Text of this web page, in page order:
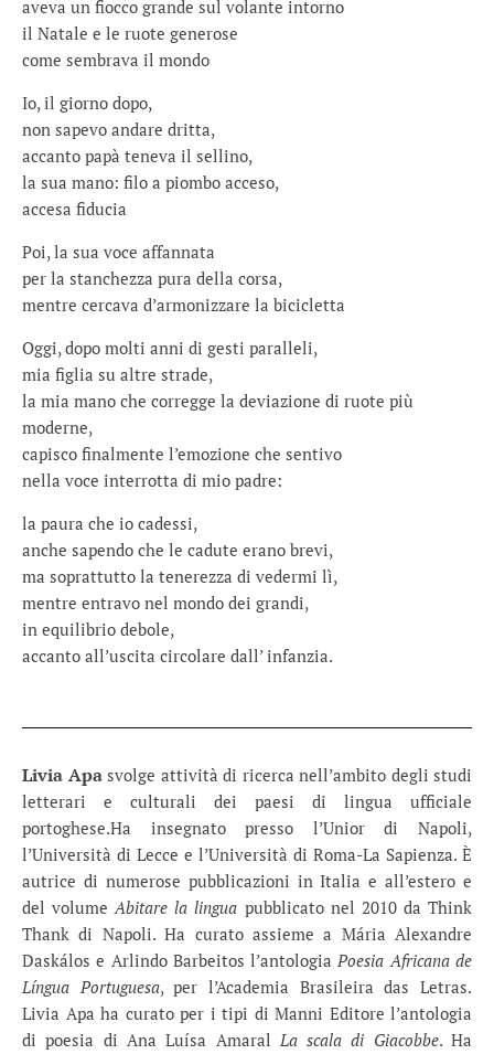
aveva un fiocco grande sul volante intorno
il Natale e le ruote generose
come sembrava il mondo
Io, il giorno dopo,
non sapevo andare dritta,
accanto papà teneva il sellino,
la sua mano: filo a piombo acceso,
accesa fiducia
Poi, la sua voce affannata
per la stanchezza pura della corsa,
mentre cercava d’armonizzare la bicicletta
Oggi, dopo molti anni di gesti paralleli,
mia figlia su altre strade,
la mia mano che corregge la deviazione di ruote più
moderne,
capisco finalmente l’emozione che sentivo
nella voce interrotta di mio padre:
la paura che io cadessi,
anche sapendo che le cadute erano brevi,
ma soprattutto la tenerezza di vedermi lì,
mentre entravo nel mondo dei grandi,
in equilibrio debole,
accanto all’uscita circolare dall’ infanzia.
Livia Apasvolge attività di ricerca nell’ambito degli studi
letterari e culturali dei paesi di lingua ufficiale
portoghese.Ha insegnato presso l’Unior di Napoli,
l’Università di Lecce e l’Università di Roma-La Sapienza. È
autrice di numerose pubblicazioni in Italia e all’estero e
del volumeAbitare la lingua pubblicato nel 2010 da Think
Thank di Napoli. Ha curato assieme a Mária Alexandre
Daskálos e Arlindo Barbeitos l’antologiaPoesia Africana de
Língua Portuguesa, per l’Academia Brasileira das Letras.
Livia Apa ha curato per i tipi di Manni Editore l’antologia
di poesia di Ana Luísa Amaral La scala di Giacobbe. Ha